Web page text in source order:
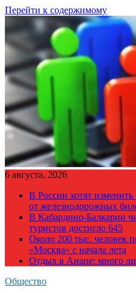
Перейти к содержимому
6 августа, 2026
В России хотят изменить
от железнодорожных
В Кабардино-Балкарии
туристов достигло 645
Около 200 тыс. человек
«Москва» с начала лета
Отдых в Анапе: много ли
Общество